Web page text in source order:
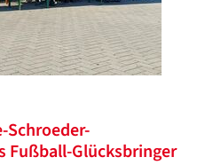
Schroeder-
Fußball-Glücksbringer